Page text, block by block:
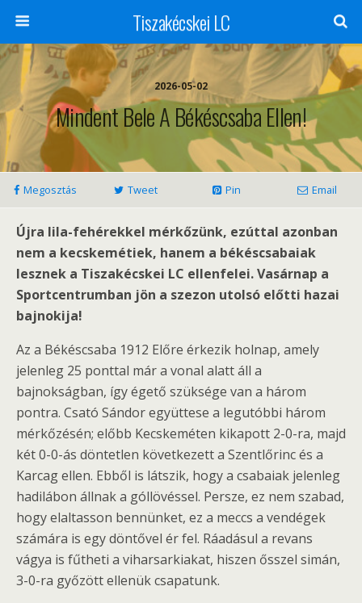
Tiszakécskei LC
2026-05-02
Mindent Bele A Békéscsaba Ellen!
Megosztás Tweet Pin Email
Újra lila-fehérekkel mérkőzünk, ezúttal azonban
nem a kecskemétiek, hanem a békéscsabaiak
lesznek a Tiszakécskei LC ellenfelei. Vasárnap a
Sportcentrumban jön a szezon utolsó előtti hazai
bajnokija!
Az a Békéscsaba 1912 Előre érkezik holnap, amely
jelenleg 25 ponttal már a vonal alatt áll a
bajnokságban, így égető szüksége van a három
pontra. Csató Sándor együttese a legutóbbi három
mérkőzésén; előbb Kecskeméten kikapott 2-0-ra, majd
két 0-0-ás döntetlen következett a Szentlőrinc és a
Karcag ellen. Ebből is látszik, hogy a csabaiak jelenleg
hadilábon állnak a góllövéssel. Persze, ez nem szabad,
hogy elaltasson bennünket, ez a meccs a vendégek
számára is egy döntővel ér fel. Ráadásul a revans
vágya is fűtheti a viharsarkiakat, hiszen ősszel simán,
3-0-ra győzött ellenük csapatunk.